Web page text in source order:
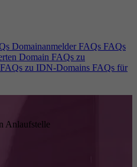
Domainanmelder FAQs FAQs
Domain FAQs zu
FAQs zu IDN-Domains FAQs für
Anlaufstelle